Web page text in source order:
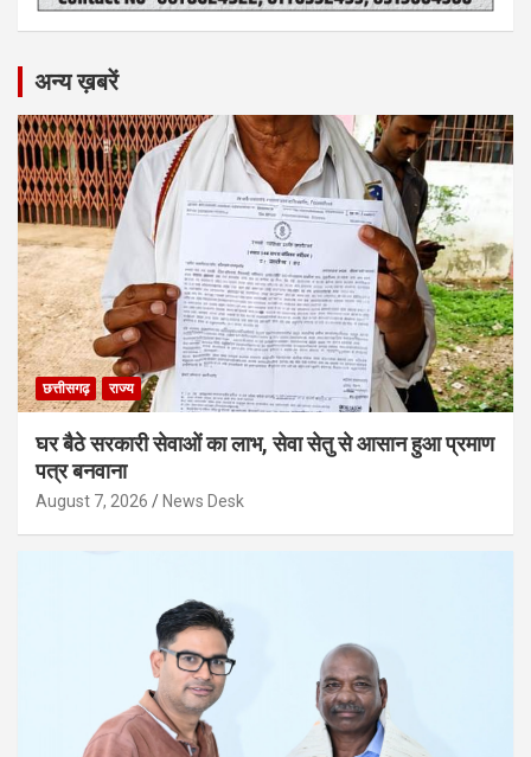
अन्य ख़बरें
छत्तीसगढ़ राज्य
घर बैठे सरकारी सेवाओं का लाभ, सेवा सेतु से आसान हुआ प्रमाण
पत्र बनवाना
August 7, 2026 News Desk